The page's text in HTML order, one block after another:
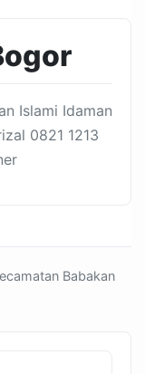
Islami Idaman
0821 1213
Babakan